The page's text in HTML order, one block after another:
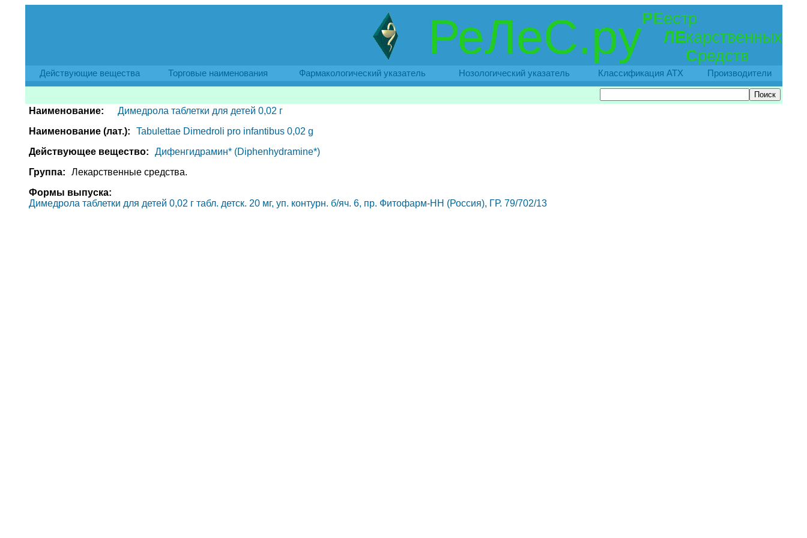
РеЛеС.руРЕестр
ЛЕкарственных
Средств
Действующие вещества Торговые наименования Фармакологический указатель Нозологический указатель Классификация АТХ Производители
Наименование:
Димедрола таблетки для детей 0,02 г
Наименование (лат.):
Tabulettae Dimedroli pro infantibus 0,02 g
Действующее вещество:
Дифенгидрамин* (Diphenhydramine*)
Группа:
Лекарственные средства.
Формы выпуска:
Димедрола таблетки для детей 0,02 г табл. детск. 20 мг, уп. контурн. б/яч. 6, пр. Фитофарм-НН (Россия), ГР. 79/702/13